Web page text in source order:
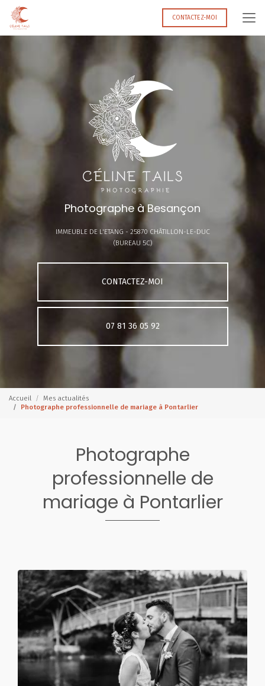
Aller
contenu
CONTACTEZ-MOI
Photographe à Besançon
IMMEUBLE DE L'ETANG - 25870 CHÂTILLON-LE-DUC
(BUREAU 5C)
CONTACTEZ-MOI
07 81 36 05 92
Accueil
Mes actualités
Photographe professionnelle de mariage à Pontarlier
Photographe
professionnelle de
mariage à Pontarlier